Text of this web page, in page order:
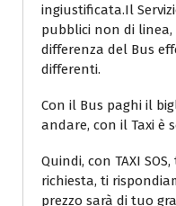
ingiustificata.Il
pubblici non di
differenza del Bus
differenti.
Con il Bus paghi il
andare, con il Taxi è
Quindi, con TAXI
richiesta, ti
prezzo sarà di tuo